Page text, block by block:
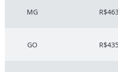
MG
GO